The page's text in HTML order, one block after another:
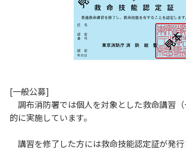
[一般公募]
調布消防署では個人を対象とした救命講習
的に実施しています。
講習を修了した方には救命技能認定証が発